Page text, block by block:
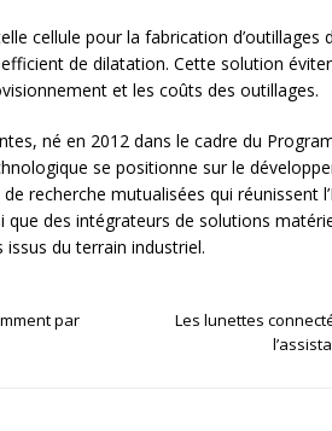
cellule pour la fabrication d’outillages
de dilatation. Cette solution
et les coûts des outillages.
né en 2012 dans le cadre du
se positionne sur le
recherche mutualisées qui réunissent
que des intégrateurs de solutions
du terrain industriel.
par
Les lunettes